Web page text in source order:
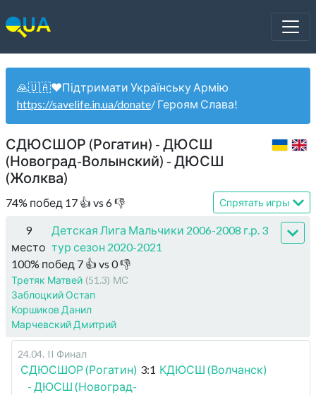
🙏🇺🇦❤️Підтримати Українську Армію
https://savelife.in.ua/donate/ Героям Слава!
СДЮСШОР (Рогатин) - ДЮСШ
(Новоград-Волынский) - ДЮСШ
(Жолква)
74% побед 17 👍 vs 6👎 Спрятать игры
9
место
Детская Лига Мальчики 2006-2008 г.р. 3
тур сезон 2020-2021
100% побед 7 👍 vs 0👎
Третяк Матвей (51.3) МС
Заблоцкий Остап
Коршиков Данил
Марчевский Дмитрий
24.04. II Финал
СДЮСШОР (Рогатин)
- ДЮСШ (Новоград-
3:1 КДЮСШ (Волчанск)